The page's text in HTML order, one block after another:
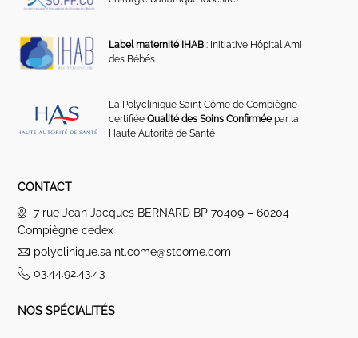
Label maternité IHAB : Initiative Hôpital Ami
des Bébés
La Polyclinique Saint Côme de Compiègne
certifiéeQualité des Soins Confirméepar la
Haute Autorité de Santé
CONTACT
7 rue Jean Jacques BERNARD BP 70409 – 60204
Compiègne cedex
polyclinique.saint.come@stcome.com
03.44.92.43.43
NOS SPÉCIALITÉS